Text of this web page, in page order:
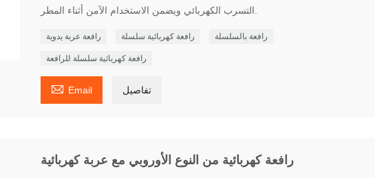
رافعة عربة يدوية رافعة كهربائية سلسلة رافعة بالسلسلة
رافعة كهربائية سلسلة للرافعة
 Email تفاصيل
رافعة كهربائية من النوع الأوروبي مع عربة كهربائية